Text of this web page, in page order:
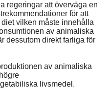
regeringar att överväga en
för att
vilken måste innehålla
av animaliska
dessutom direkt farliga för
av animaliska
livsmedel.